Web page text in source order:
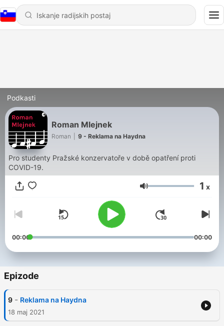
Podkasti
Roman Mlejnek
Roman 9 - Reklama na Haydna
Pro studenty Pražské konzervatoře v době opatření proti
COVID-19.
Glasnost 1 x
00:00 00:00
Epizode
9 - Reklama na Haydna
18 maj 2021